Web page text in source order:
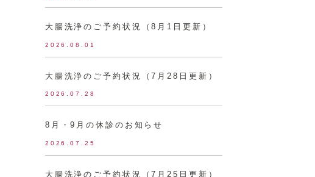
大腸洗浄のご予約状況（8月1日更新）
2026.08.01
大腸洗浄のご予約状況（7月28日更新）
2026.07.28
8月・9月の休診のお知らせ
2026.07.25
大腸洗浄のご予約状況（7月25日更新）